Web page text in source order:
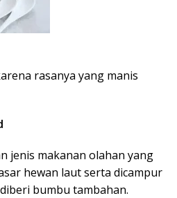
rasanya yang manis
jenis makanan olahan yang
hewan laut serta dicampur
bumbu tambahan.